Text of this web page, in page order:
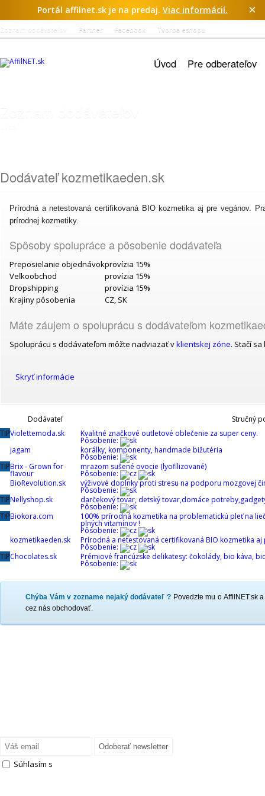
Portál affilnet.sk je na predaj. Viac informácií. ×
Zoznam dodávateľov Partner Facebook Tvorba eshopu
Úvod Pre odberateľov
Dodávateľ kozmetikaeden.sk
Prírodná a netestovaná certifikovaná BIO kozmetika aj pre vegánov.
prírodnej kozmetiky.
Spôsoby spolupráce a pôsobenie dodávateľa
Preposielanie objednávokprovízia 15%
Veľkoobchod
provízia 15%
Dropshipping
provízia 15%
Krajiny pôsobenia
CZ, SK
Máte záujem o spoluprácu s dodávateľom
Spoluprácu s dodávateľom môžte nadviazať vklientskej zóne. Stačí
Skryť informácie
Dodávateľ
Stručný
TIPViolettemoda.sk Kvalitné značkové outletové oblečenie za super ceny.
Pôsobenie:
jagam
korálky, komponenty, handmade bižutéria
Pôsobenie:
TIPBrix - Grown for
flavour
mrazom sušené ovocie (lyofilizované)
Pôsobenie:
BioRevolution.sk
výživové doplnky proti stresu na podporu mozgovej
Pôsobenie:
TIPNellyshop.sk darčekový tovar, detský tovar,domáce
Pôsobenie:
TIPBiokora.com 100% prírodná kozmetika na problematickú pleť na
plných vitamínov !
Pôsobenie:
kozmetikaeden.sk
Prírodná a netestovaná certifikovaná BIO kozmetika aj
Pôsobenie:
TIPChocolates.sk Prémiové francúzske delikatesy: čokolády, bio káva,
Pôsobenie:
Chýba Vám v zozname nejaký dodávateľ ? Povedzte mu o AffilNET.sk
cez nás obchodovať.
Súhlasím s